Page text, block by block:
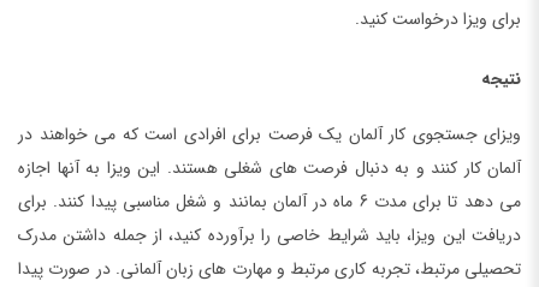
برای ویزا درخواست کنید.
نتیجه
ویزای جستجوی کار آلمان یک فرصت برای افرادی است که می خواهند در
آلمان کار کنند و به دنبال فرصت های شغلی هستند. این ویزا به آنها اجازه
می دهد تا برای مدت 6 ماه در آلمان بمانند و شغل مناسبی پیدا کنند. برای
دریافت این ویزا، باید شرایط خاصی را برآورده کنید، از جمله داشتن مدرک
تحصیلی مرتبط، تجربه کاری مرتبط و مهارت های زبان آلمانی. در صورت پیدا